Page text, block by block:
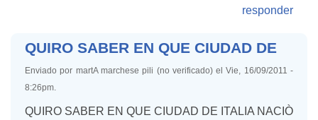
responder
QUIRO SABER EN QUE CIUDAD DE
Enviado por martA marchese pili (no verificado) el Vie, 16/09/2011 -
8:26pm.
QUIRO SABER EN QUE CIUDAD DE ITALIA NACIÒ